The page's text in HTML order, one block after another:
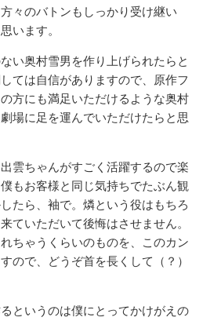
々のバトンもしっかり受け継い
います。
奥村雪男を作り上げられたらと
ては自信がありますので、原作フ
方にも満足いただけるような奥村
場に足を運んでいただけたらと思
雲ちゃんがすごく活躍するので楽
もお客様と同じ気持ちでたぶん観
たら、袖で。燐という役はもちろ
ていただいて後悔はさせません。
ちゃうくらいのものを、このカン
ので、どうぞ首を長くして（？）
というのは僕にとってかけがえの